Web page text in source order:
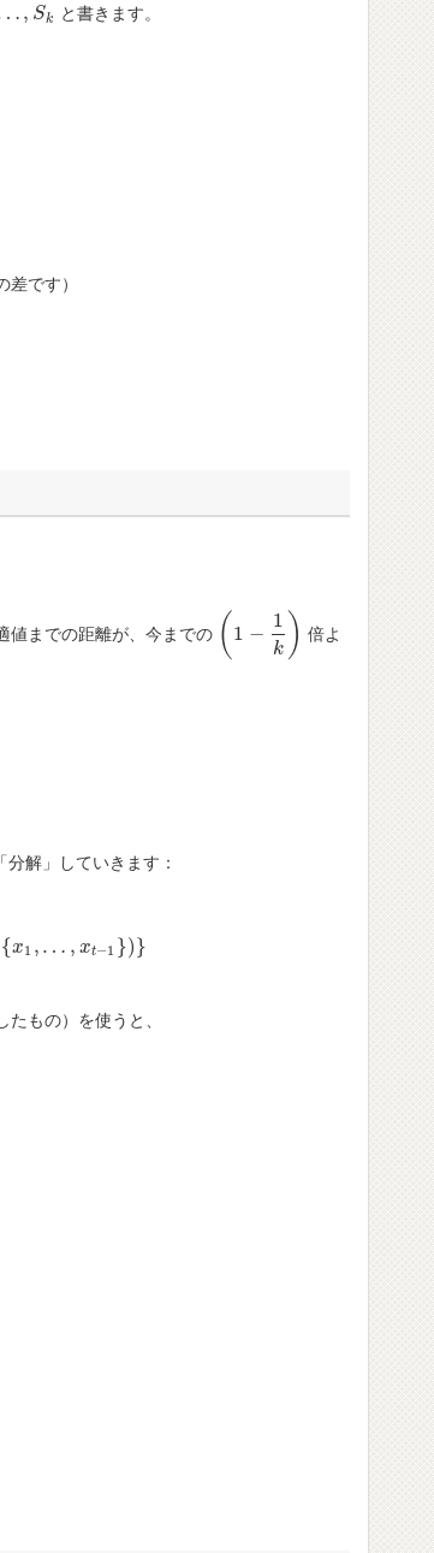
, Sk
, S k
と書きます。
です）
値までの距離が、今までの ( 1 −
1
k )
(1 − 1k) 倍よ
解」していきます：
{x1 , … , xt−1 })}
もの）を使うと、